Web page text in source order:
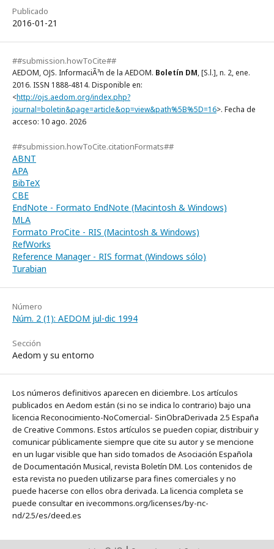
Publicado
2016-01-21
##submission.howToCite##
AEDOM, OJS. InformaciÃ³n de la AEDOM. Boletín DM, [S.l.], n. 2, ene.
2016. ISSN 1888-4814. Disponible en:
<http://ojs.aedom.org/index.php?
journal=boletin&page=article&op=view&path%5B%5D=16>. Fecha de
acceso: 10 ago. 2026
##submission.howToCite.citationFormats##
ABNT
APA
BibTeX
CBE
EndNote - Formato EndNote (Macintosh & Windows)
MLA
Formato ProCite - RIS (Macintosh & Windows)
RefWorks
Reference Manager - RIS format (Windows sólo)
Turabian
Número
Núm. 2 (1): AEDOM jul-dic 1994
Sección
Aedom y su entorno
Los números definitivos aparecen en diciembre. Los artículos
publicados en Aedom están (si no se indica lo contrario) bajo una
licencia Reconocimiento-NoComercial- SinObraDerivada 2.5 España
de Creative Commons. Estos artículos se pueden copiar, distribuir y
comunicar públicamente siempre que cite su autor y se mencione
en un lugar visible que han sido tomados de Asociación Española
de Documentación Musical, revista Boletín DM. Los contenidos de
esta revista no pueden utilizarse para fines comerciales y no
puede hacerse con ellos obra derivada. La licencia completa se
puede consultar en ivecommons.org/licenses/by-nc-
nd/2.5/es/deed.es